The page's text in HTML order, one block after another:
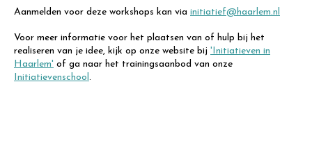
Aanmelden voor deze workshops kan via initiatief@haarlem.nl
Voor meer informatie voor het plaatsen van of hulp bij het
realiseren van je idee, kijk op onze website bij 'Initiatieven in
Haarlem' of ga naar het trainingsaanbod van onze
Initiatievenschool.